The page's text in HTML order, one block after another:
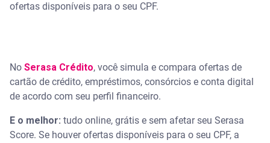
ofertas disponíveis para o seu CPF.
No Serasa Crédito, você simula e compara ofertas de
cartão de crédito, empréstimos, consórcios e conta digital
de acordo com seu perfil financeiro.
E o melhor: tudo online, grátis e sem afetar seu Serasa
Score. Se houver ofertas disponíveis para o seu CPF, a